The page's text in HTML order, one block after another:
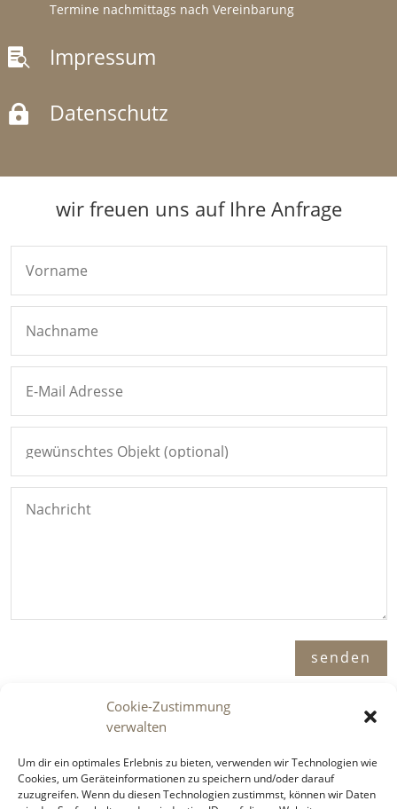
Cookie-Zustimmung
verwalten
Um dir ein optimales Erlebnis zu bieten, verwenden wir Technologien wie
Cookies, um Geräteinformationen zu speichern und/oder darauf
zuzugreifen. Wenn du diesen Technologien zustimmst, können wir Daten
Immosence GmbH
Spornbergerstraße 1 / 11
Termine nachmittags nach Vereinbarung
 Impressum
 Datenschutz
wir freuen uns auf Ihre Anfrage
senden